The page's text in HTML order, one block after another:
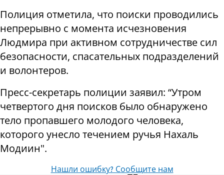
Полиция отметила, что поиски проводились
непрерывно с момента исчезновения
Людмира при активном сотрудничестве сил
безопасности, спасательных подразделений
и волонтеров.
Пресс-секретарь полиции заявил: “Утром
четвертого дня поисков было обнаружено
тело пропавшего молодого человека,
которого унесло течением ручья Нахаль
Модиин".
Нашли ошибку? Сообщите нам